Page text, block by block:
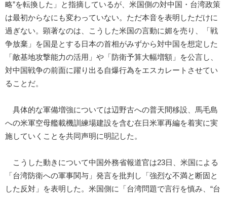
略”を転換した」と指摘しているが、米国側の対中国・台湾政策
は最初からなにも変わっていない。ただ本音を表明しただけに
過ぎない。顕著なのは、こうした米国の言動に媚を売り、「戦
争放棄」を国是とする日本の首相がみずから対中国を想定した
「敵基地攻撃能力の活用」や「防衛予算大幅増額」を公言し、
対中国戦争の前面に躍り出る自爆行為をエスカレートさせてい
ることだ。
具体的な軍備増強については辺野古への普天間移設、馬毛島
への米軍空母艦載機訓練場建設を含む在日米軍再編を着実に実
施していくことを共同声明に明記した。
こうした動きについて中国外務省報道官は23日、米国による
「台湾防衛への軍事関与」発言を批判し「強烈な不満と断固と
した反対」を表明した。米国側に「台湾問題で言行を慎み、“台